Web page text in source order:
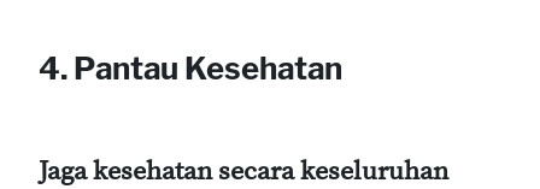
4. Pantau Kesehatan
Jaga kesehatan secara keseluruhan